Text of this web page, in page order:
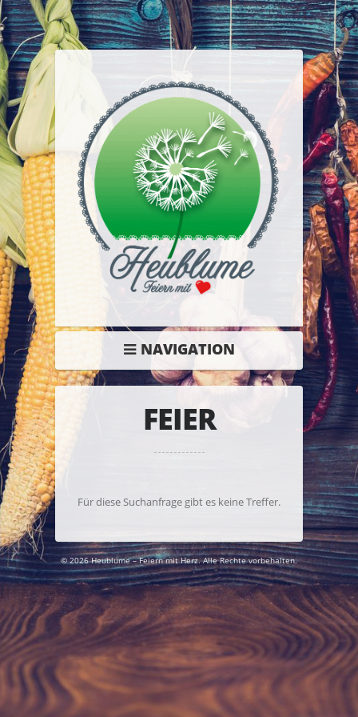
NAVIGATION
FEIER
Für diese Suchanfrage gibt es keine Treffer.
© 2026 Heublume – Feiern mit Herz. Alle Rechte vorbehalten.